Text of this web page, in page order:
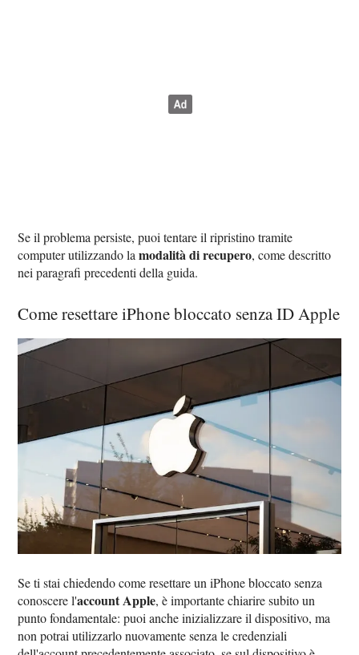
Se il problema persiste, puoi tentare il ripristino tramite
computer utilizzando lamodalità di recupero, come descritto
nei paragrafi precedenti della guida.
Come resettare iPhone bloccato senza ID Apple
Se ti stai chiedendo come resettare un iPhone bloccato senza
conoscere l'account Apple, è importante chiarire subito un
punto fondamentale: puoi anche inizializzare il dispositivo, ma
non potrai utilizzarlo nuovamente senza le credenziali